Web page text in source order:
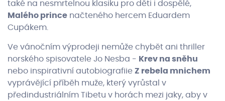
také na nesmrtelnou klasiku pro děti i dospělé,
Malého prince načteného hercem Eduardem
Cupákem.
Ve vánočním výprodeji nemůže chybět ani thriller
norského spisovatele Jo Nesba - Krev na sněhu
nebo inspirativní autobiografiie Z rebela mnichem
vyprávějící příběh muže, který vyrůstal v
předindustriálním Tibetu v horách mezi jaky, aby v